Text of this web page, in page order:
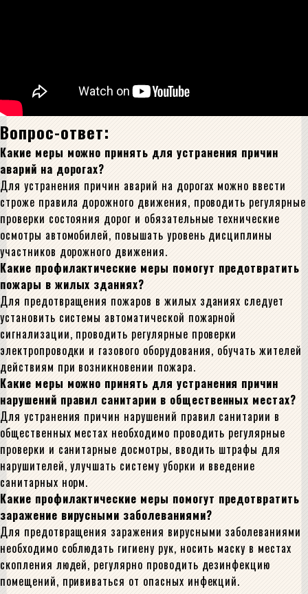
Вопрос-ответ:
Какие меры можно принять для устранения причин
аварий на дорогах?
Для устранения причин аварий на дорогах можно ввести
строже правила дорожного движения, проводить регулярные
проверки состояния дорог и обязательные технические
осмотры автомобилей, повышать уровень дисциплины
участников дорожного движения.
Какие профилактические меры помогут предотвратить
пожары в жилых зданиях?
Для предотвращения пожаров в жилых зданиях следует
установить системы автоматической пожарной
сигнализации, проводить регулярные проверки
электропроводки и газового оборудования, обучать жителей
действиям при возникновении пожара.
Какие меры можно принять для устранения причин
нарушений правил санитарии в общественных местах?
Для устранения причин нарушений правил санитарии в
общественных местах необходимо проводить регулярные
проверки и санитарные досмотры, вводить штрафы для
нарушителей, улучшать систему уборки и введение
санитарных норм.
Какие профилактические меры помогут предотвратить
заражение вирусными заболеваниями?
Для предотвращения заражения вирусными заболеваниями
необходимо соблюдать гигиену рук, носить маску в местах
скопления людей, регулярно проводить дезинфекцию
помещений, прививаться от опасных инфекций.